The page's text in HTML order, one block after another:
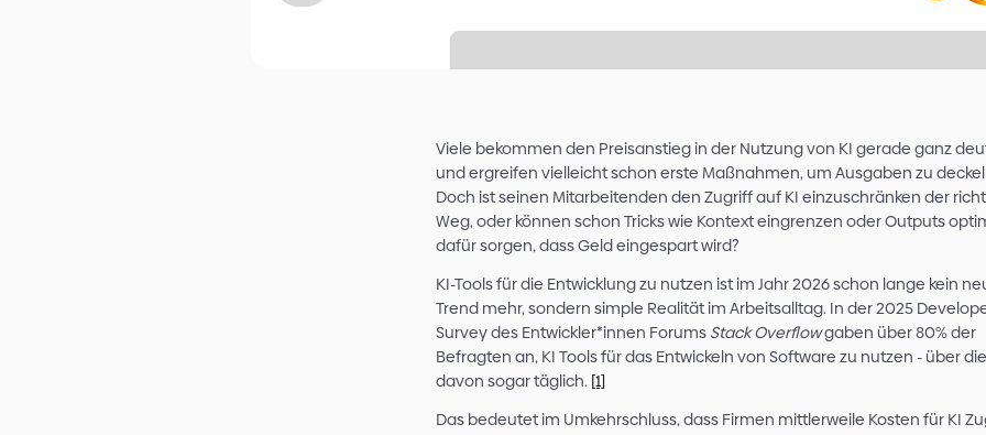
Viele bekommen den Preisanstieg in der
und ergreifen vielleicht schon erste